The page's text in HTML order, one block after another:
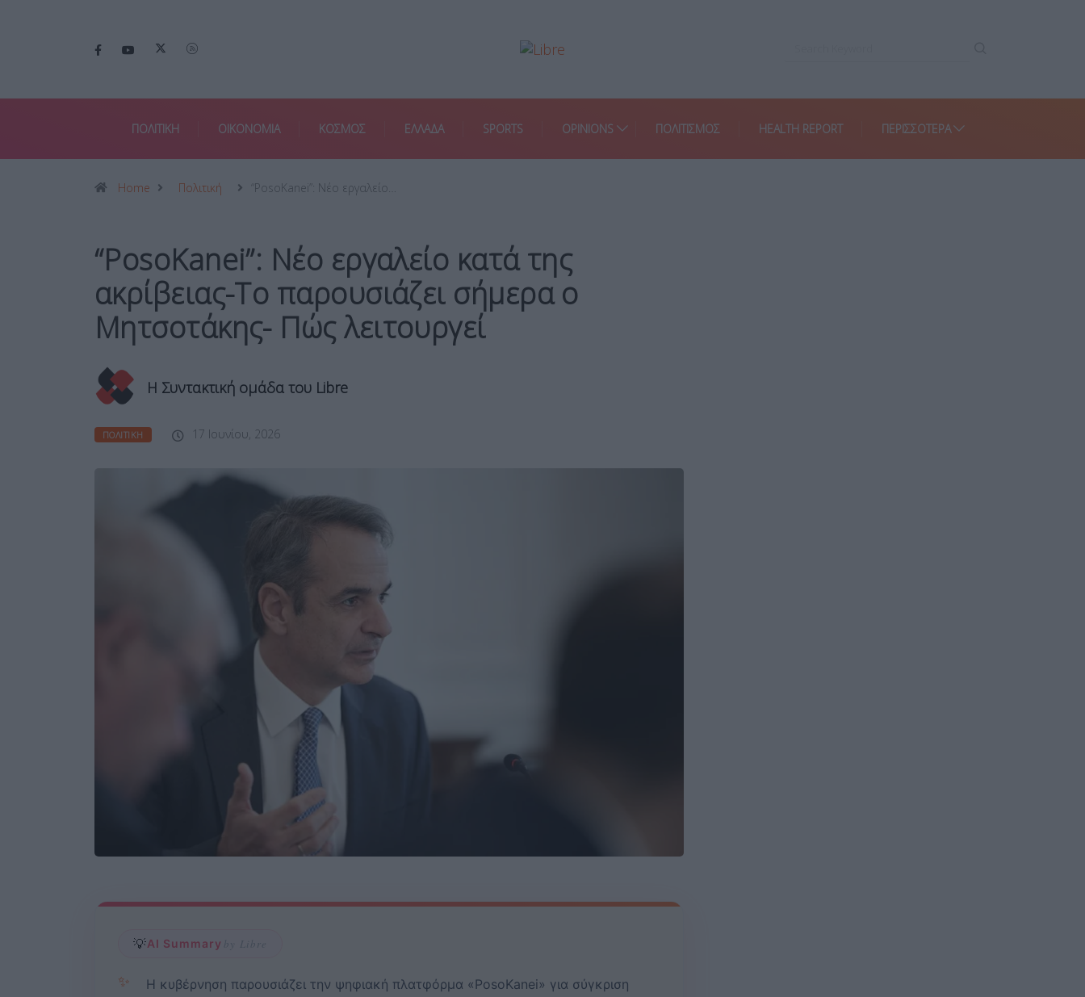
ΠΟΛΙΤΙΚΗ ΟΙΚΟΝΟΜΙΑ ΚΟΣΜΟΣ ΕΛΛΑΔΑ SPORTS OPINIONS ΠΟΛΙΤΙΣΜΟΣ HEALTH REPORT ΠΕΡΙΣΣΌΤΕΡΑ
Home Πολιτική “PosoKanei”: Νέο εργαλείο…
“PosoKanei”: Νέο εργαλείο κατά της
ακρίβειας-Το παρουσιάζει σήμερα ο
Μητσοτάκης- Πώς λειτουργεί
Η Συντακτική ομάδα του Libre
ΠΟΛΙΤΙΚΉ 17 Ιουνίου, 2026
💡AI Summary by Libre
✨
Η κυβέρνηση παρουσιάζει την ψηφιακή πλατφόρμα «PosoKanei» για σύγκριση